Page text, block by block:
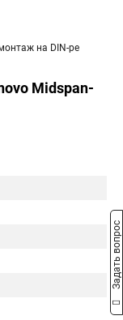
на DIN-ре
Midspan-
Задать вопрос